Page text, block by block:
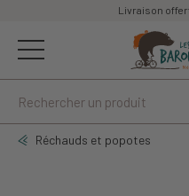
Livraison
Réchauds et popotes